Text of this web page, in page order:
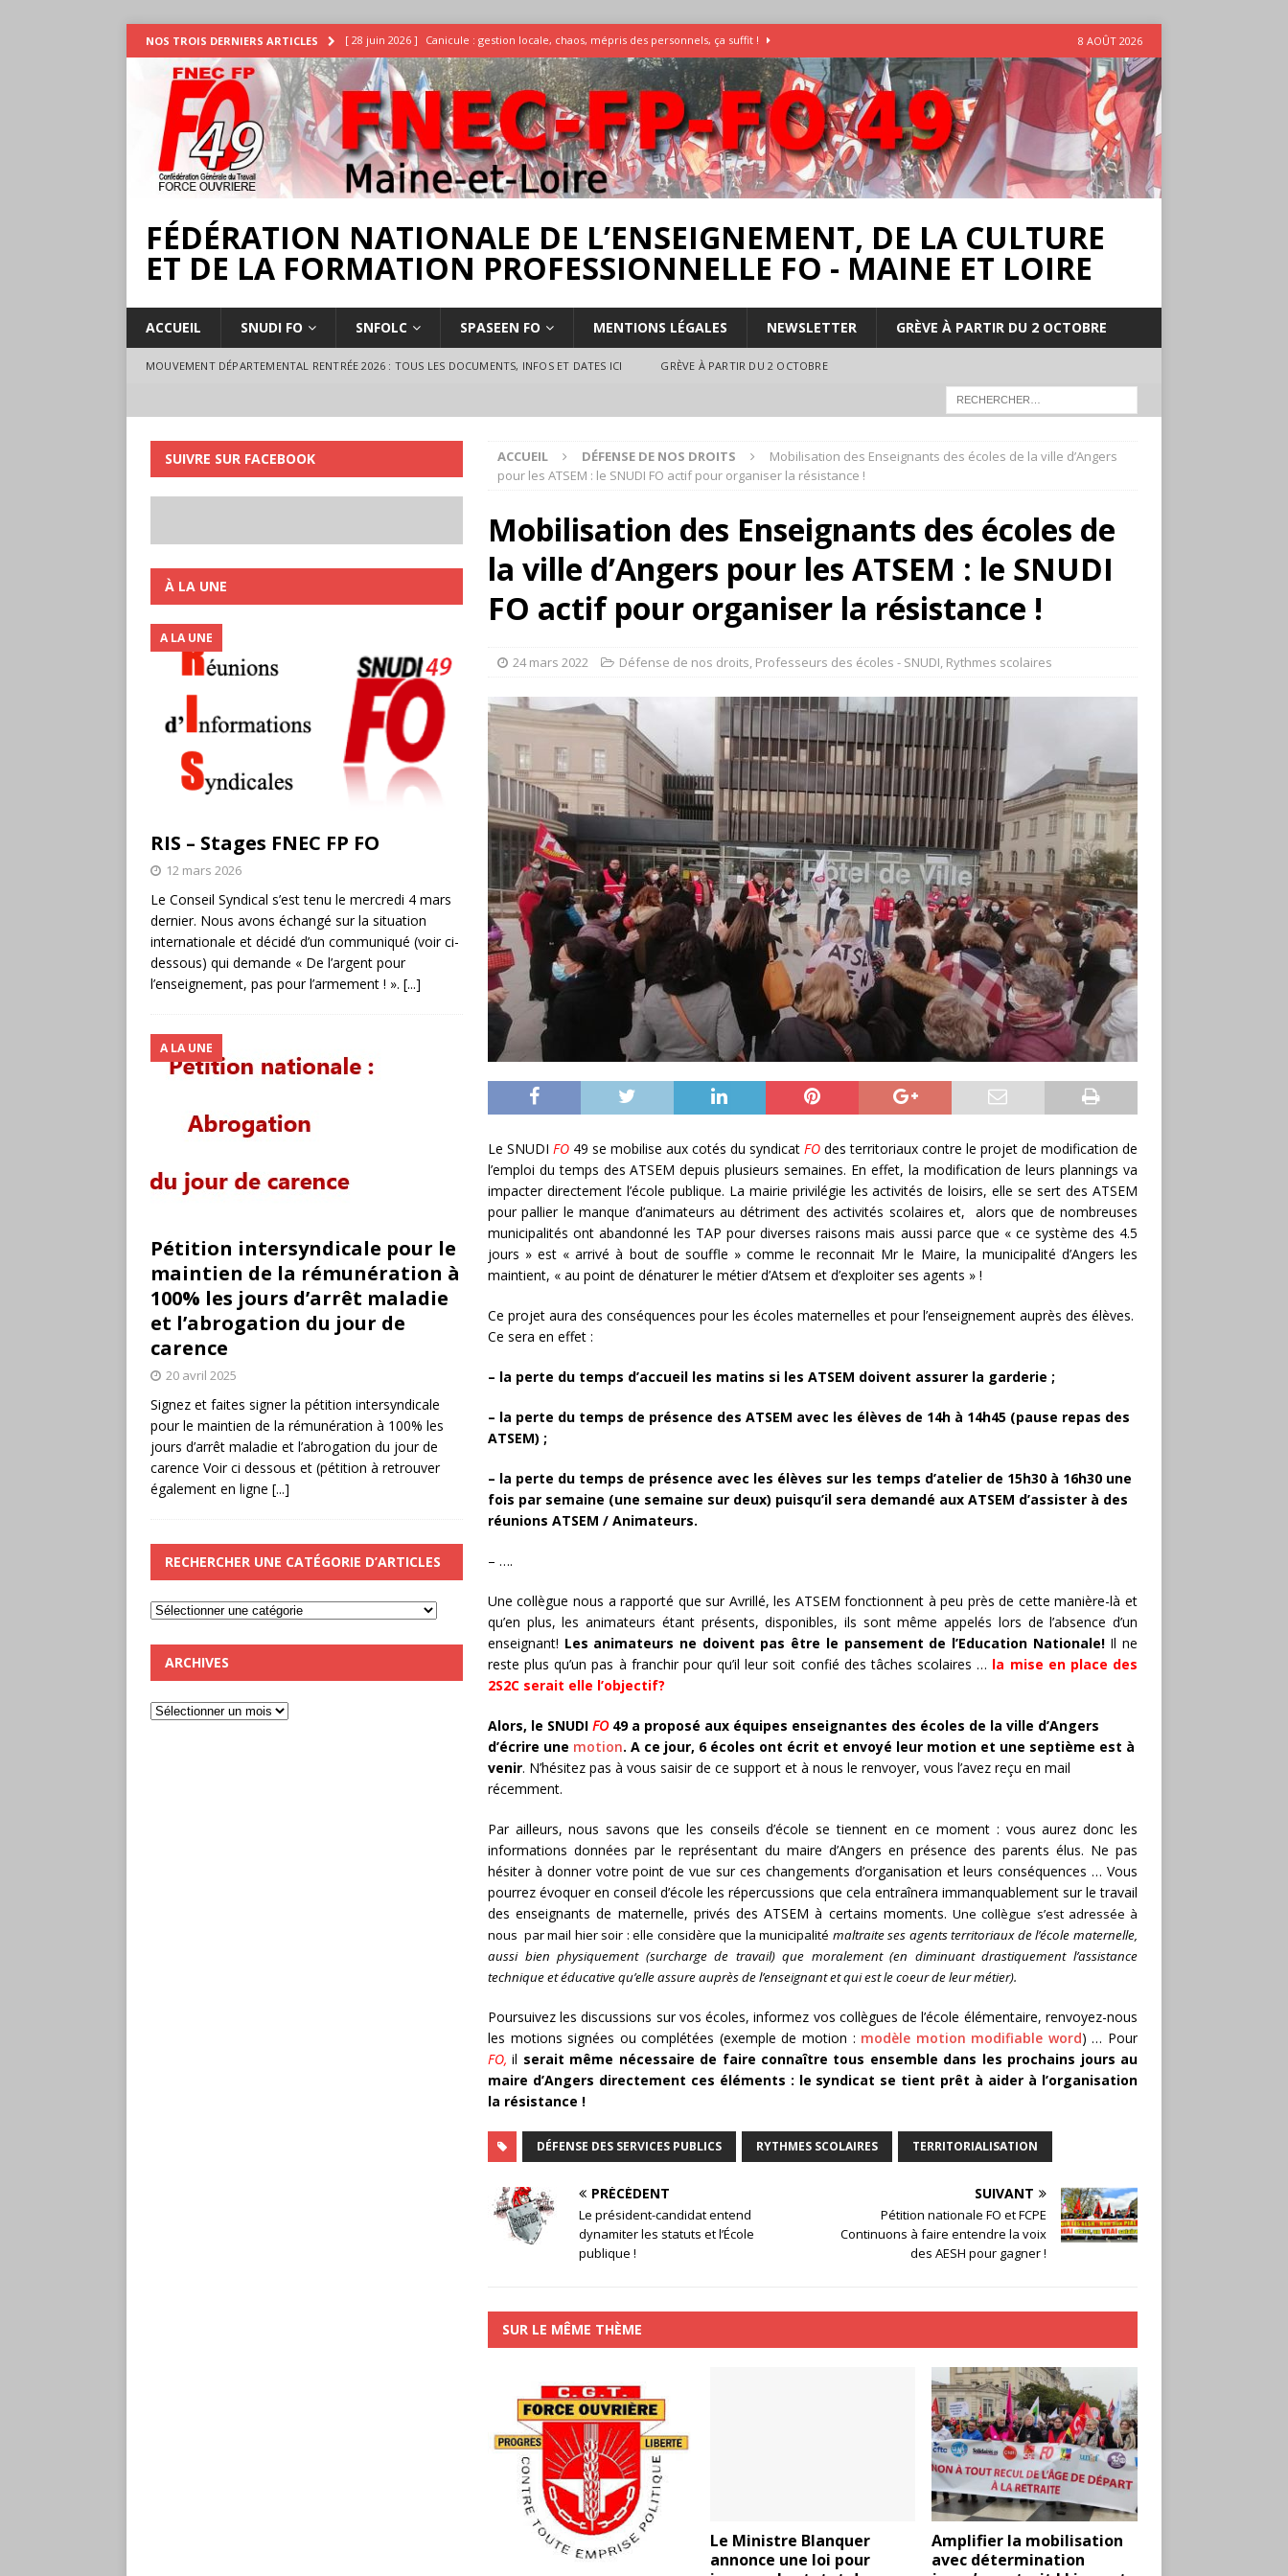
NOS TROIS DERNIERS ARTICLES [ 28 juin 2026 ] Canicule : gestion locale, chaos, mépris des personnels, ça suffit !
INTEMPÉRIES
[ 25 juin 2026 ] Enquête Températures et condition de travail dans les écoles AESH
[ 17 juillet 2026 ] Rassemblement pour la Libération du Dr Abu Safyia – pour la Palestine
18 juillet à Angers INTERPROFESSIONNEL
8 AOÛT 2026
FÉDÉRATION NATIONALE DE L’ENSEIGNEMENT, DE LA CULTURE
ET DE LA FORMATION PROFESSIONNELLE FO - MAINE ET LOIRE
ACCUEIL SNUDI FO SNFOLC SPASEEN FO MENTIONS LÉGALES NEWSLETTER GRÈVE À PARTIR DU 2 OCTOBRE
MOUVEMENT DÉPARTEMENTAL RENTRÉE 2026 : TOUS LES DOCUMENTS, INFOS ET DATES ICI GRÈVE À PARTIR DU 2 OCTOBRE
ACCUEIL DÉFENSE DE NOS DROITS
Mobilisation des Enseignants des écoles de la ville d’Angers
pour les ATSEM : le SNUDI FO actif pour organiser la résistance !
Mobilisation des Enseignants des écoles de
la ville d’Angers pour les ATSEM : le SNUDI
FO actif pour organiser la résistance !
24 mars 2022 Défense de nos droits, Professeurs des écoles - SNUDI, Rythmes scolaires
Le SNUDI FO 49 se mobilise aux cotés du syndicatFO des territoriaux contre le projet de modification de
l’emploi du temps des ATSEM depuis plusieurs semaines. En effet, la modification de leurs plannings va
impacter directement l’école publique. La mairie privilégie les activités de loisirs, elle se sert des ATSEM
pour pallier le manque d’animateurs au détriment des activités scolaires et, alors que de nombreuses
municipalités ont abandonné les TAP pour diverses raisons mais aussi parce que « ce système des 4.5
jours » est « arrivé à bout de souffle » comme le reconnait Mr le Maire, la municipalité d’Angers les
maintient, « au point de dénaturer le métier d’Atsem et d’exploiter ses agents » !
Ce projet aura des conséquences pour les écoles maternelles et pour l’enseignement auprès des élèves.
Ce sera en effet :
– la perte du temps d’accueil les matins si les ATSEM doivent assurer la garderie ;
– la perte du temps de présence des ATSEM avec les élèves de 14h à 14h45 (pause repas des
ATSEM) ;
– la perte du temps de présence avec les élèves sur les temps d’atelier de 15h30 à 16h30 une
fois par semaine (une semaine sur deux) puisqu’il sera demandé aux ATSEM d’assister à des
réunions ATSEM / Animateurs.
– ….
Une collègue nous a rapporté que sur Avrillé, les ATSEM fonctionnent à peu près de cette manière-là et
qu’en plus, les animateurs étant présents, disponibles, ils sont même appelés lors de l’absence d’un
enseignant! Les animateurs ne doivent pas être le pansement de l’Education Nationale!Il ne
reste plus qu’un pas à franchir pour qu’il leur soit confié des tâches scolaires … la mise en place des
2S2C serait elle l’objectif?
Alors, le SNUDI FO49 a proposé aux équipes enseignantes des écoles de la ville d’Angers
d’écrire une motion. A ce jour, 6 écoles ont écrit et envoyé leur motion et une septième est à
venir. N’hésitez pas à vous saisir de ce support et à nous le renvoyer, vous l’avez reçu en mail
récemment.
Par ailleurs, nous savons que les conseils d’école se tiennent en ce moment : vous aurez donc les
informations données par le représentant du maire d’Angers en présence des parents élus. Ne pas
hésiter à donner votre point de vue sur ces changements d’organisation et leurs conséquences … Vous
pourrez évoquer en conseil d’école les répercussions que cela entraînera immanquablement sur le travail
des enseignants de maternelle, privés des ATSEM à certains moments.Une collègue s’est adressée à
nous par mail hier soir : elle considère que la municipalité maltraite ses agents territoriaux de l’école maternelle,
aussi bien physiquement (surcharge de travail) que moralement (en diminuant drastiquement l’assistance
technique et éducative qu’elle assure auprès de l’enseignant et qui est le coeur de leur métier).
Poursuivez les discussions sur vos écoles, informez vos collègues de l’école élémentaire, renvoyez-nous
les motions signées ou complétées (exemple de motion : modèle motion modifiable word) … Pour
FO, il serait même nécessaire de faire connaître tous ensemble dans les prochains jours au
maire d’Angers directement ces éléments : le syndicat se tient prêt à aider à l’organisation
la résistance !
DÉFENSE DES SERVICES PUBLICS RYTHMES SCOLAIRES TERRITORIALISATION
PRÉCÉDENT
Le président-candidat entend
dynamiter les statuts et l’École
publique !
SUIVANT
Pétition nationale FO et FCPE
Continuons à faire entendre la voix
des AESH pour gagner !
SUR LE MÊME THÈME
Le Ministre Blanquer
annonce une loi pour
Amplifier la mobilisation
avec détermination
SUIVRE SUR FACEBOOK
À LA UNE
RIS – Stages FNEC FP FO
A LA UNE
12 mars 2026
Le Conseil Syndical s’est tenu le mercredi 4 mars
dernier. Nous avons échangé sur la situation
internationale et décidé d’un communiqué (voir ci-
dessous) qui demande « De l’argent pour
l’enseignement, pas pour l’armement ! ». [...]
Pétition intersyndicale pour le
maintien de la rémunération à
100% les jours d’arrêt maladie
et l’abrogation du jour de
carence
A LA UNE
20 avril 2025
Signez et faites signer la pétition intersyndicale
pour le maintien de la rémunération à 100% les
jours d’arrêt maladie et l’abrogation du jour de
carence Voir ci dessous et (pétition à retrouver
également en ligne [...]
RECHERCHER UNE CATÉGORIE D’ARTICLES
ARCHIVES